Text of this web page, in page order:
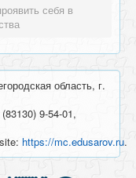
себя в
область, г.
9-54-01,
https://mc.edusarov.ru.